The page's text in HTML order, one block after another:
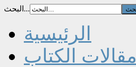
البحث...
الرئيسية
مقالات الكتاب